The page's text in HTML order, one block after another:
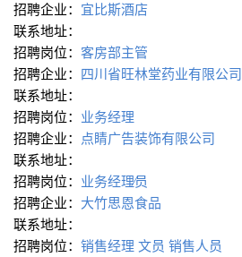
招聘企业： 宜比斯酒店
联系地址：
招聘岗位： 客房部主管
招聘企业： 四川省旺林堂药业有限公司
联系地址：
招聘岗位： 业务经理
招聘企业： 点睛广告装饰有限公司
联系地址：
招聘岗位： 业务经理∕员
招聘企业： 大竹思恩食品
联系地址：
招聘岗位： 销售经理 文员 销售人员